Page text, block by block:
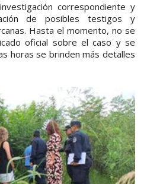
correspondiente y
de posibles testigos y
Hasta el momento, no se
oficial sobre el caso y se
horas se brinden más detalles